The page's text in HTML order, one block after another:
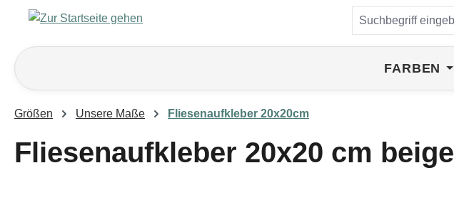
Hauptinhalt springen
Zur Suche springen
Zur Hauptnavigation springen
FARBEN
Größen Unsere Maße Fliesenaufkleber 20x20cm
Fliesenaufkleber 20x20 cm beige